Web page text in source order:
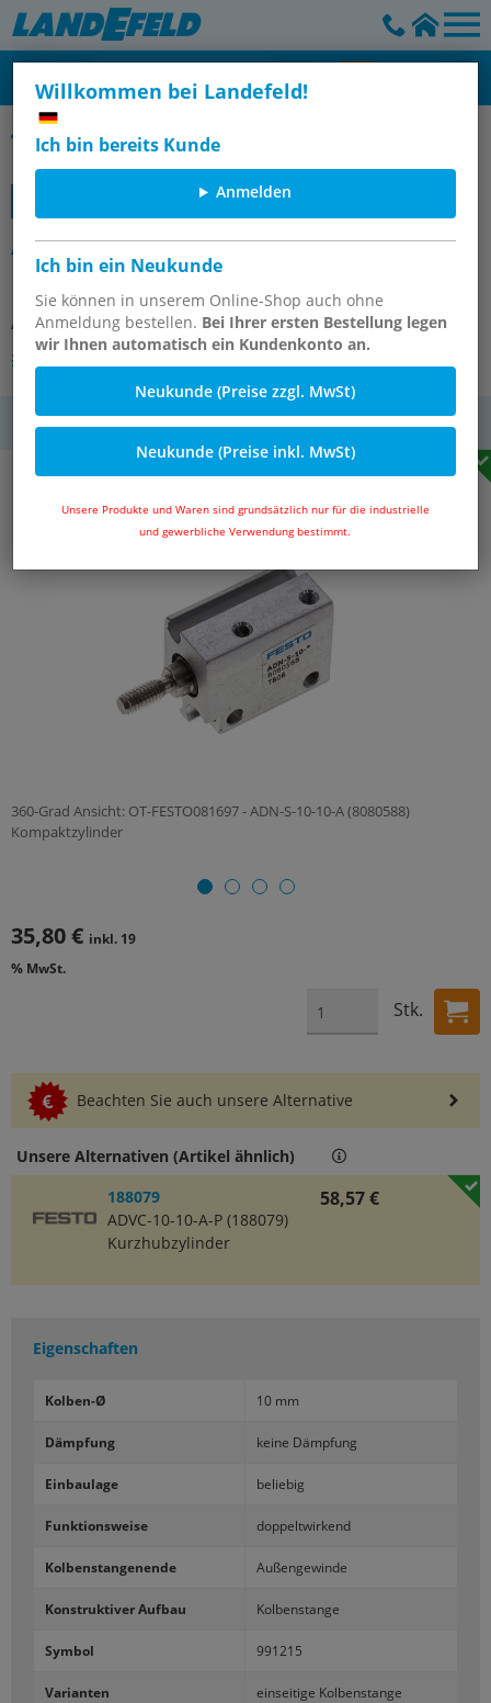
Willkommen bei Landefeld!
Ich bin bereits Kunde
Anmelden
Ich bin ein Neukunde
Sie können in unserem Online-Shop auch ohne
Anmeldung bestellen. Bei Ihrer ersten Bestellung legen
wir Ihnen automatisch ein Kundenkonto an.
Neukunde (Preise zzgl. MwSt)
Neukunde (Preise inkl. MwSt)
Unsere Produkte und Waren sind grundsätzlich nur für die industrielle
und gewerbliche Verwendung bestimmt.
Kompaktzylinder, doppeltwirkend ADN-S
ADN-S-10-10-A (8080588)
Kompaktzylinder
Artikelnummer: OT-FESTO081697
Andere Varianten des Artikels
MwSt.
360-Grad Ansicht: OT-FESTO081697 - ADN-S-10-10-A (8080588)
Kompaktzylinder
35,80 € inkl. 19
% MwSt.
Stk.
Beachten Sie auch unsere Alternative
Unsere Alternativen (Artikel ähnlich)
188079
ADVC-10-10-A-P (188079)
Kurzhubzylinder
58,57 €
Eigenschaften
Kolben-​Ø 10 mm
Dämp­fung keine Dämp­fung
Ein­bau­la­ge be­lie­big
Funk­ti­ons­wei­se dop­pelt­wir­kend
Kol­ben­stan­ge­nen­de Au­ßen­ge­win­de
Kon­struk­ti­ver Auf­bau Kol­ben­stan­ge
Sym­bol 991215
Va­ri­an­ten ein­sei­ti­ge Kol­ben­stan­ge